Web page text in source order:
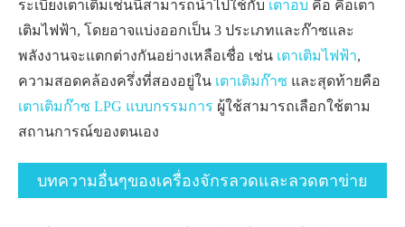
ระเบียงเตาเติมเช่นนี้สามารถนำไปใช้กับ เตาอบ คือ คือเตา
เติมไฟฟ้า, โดยอาจแบ่งออกเป็น 3 ประเภทและก๊าซและ
พลังงานจะแตกต่างกันอย่างเหลือเชื่อ เช่น เตาเติมไฟฟ้า,
ความสอดคล้องครึ่งที่สองอยู่ใน เตาเติมก๊าซ และสุดท้ายคือ
เตาเติมก๊าซ LPG แบบกรรมการ ผู้ใช้สามารถเลือกใช้ตาม
สถานการณ์ของตนเอง
บทความอื่นๆของเครื่องจักรลวดและลวดตาข่าย